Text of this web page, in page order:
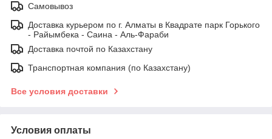
Самовывоз
Доставка курьером по г. Алматы в Квадрате парк Горького
- Райымбека - Саина - Аль-Фараби
Доставка почтой по Казахстану
Транспортная компания (по Казахстану)
Все условия доставки
Условия оплаты